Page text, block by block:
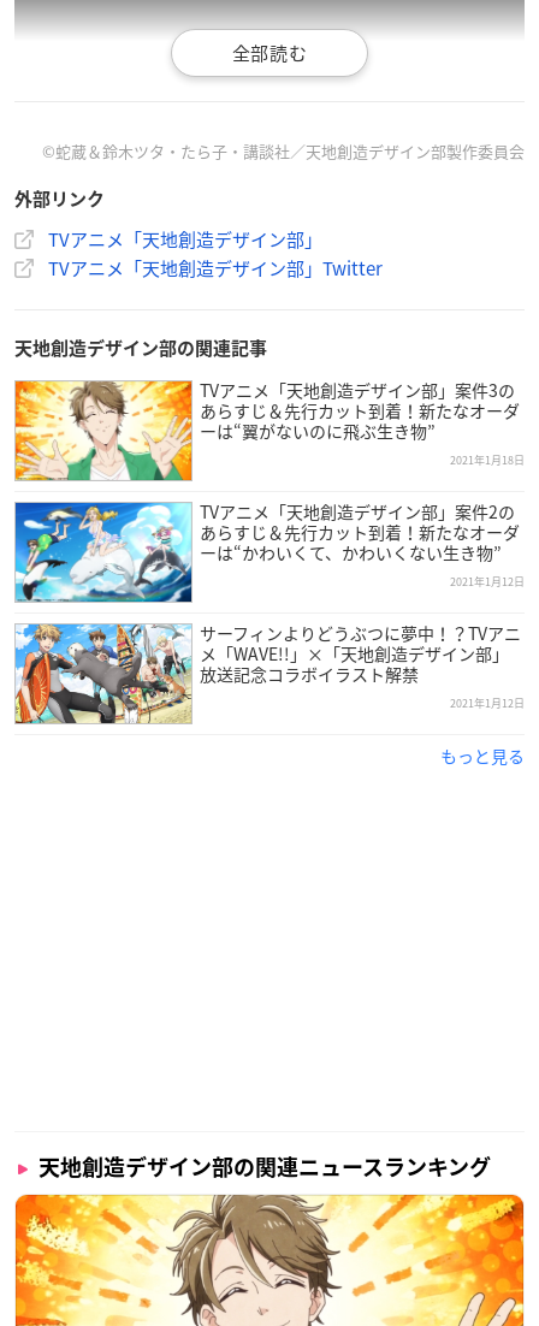
Blu-ray＆DVD情報
▼ご予約・ご購入はこちらから
価格：7,700円
発売日：2021/03/26
※そのほか詳細はこちらの記事をご参照ください。
TVアニメ「天地創造デザイン部」OP＆EDテーマのMVが公開！
作品概要
【配信情報】
Amazon Prime Video：2021年1月7日より毎週木曜24:00～
dTV：2021年1月7日より毎週木曜24:30～
※見放題独占配信
©︎蛇蔵＆鈴木ツタ・たら子・講談社／天地創造デザイン部製作委員会
外部リンク
TVアニメ「天地創造デザイン部」
TVアニメ「天地創造デザイン部」Twitter
天地創造デザイン部の関連記事
TVアニメ「天地創造デザイン部」案件3の
あらすじ＆先行カット到着！新たなオーダ
ーは“翼がないのに飛ぶ生き物”
2021年1月18日
TVアニメ「天地創造デザイン部」案件2の
あらすじ＆先行カット到着！新たなオーダ
ーは“かわいくて、かわいくない生き物”
2021年1月12日
サーフィンよりどうぶつに夢中！？TVアニ
メ「WAVE!!」×「天地創造デザイン部」
放送記念コラボイラスト解禁
2021年1月12日
もっと見る
天地創造デザイン部の関連ニュースランキング